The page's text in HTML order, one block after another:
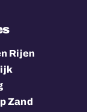
Rijen
Zand